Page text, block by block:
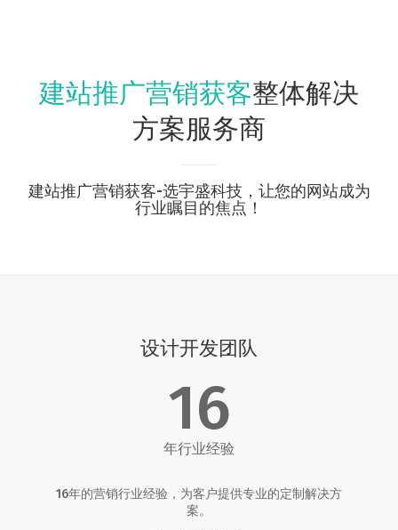
建站推广营销获客整体解决
方案服务商
建站推广营销获客-选宇盛科技，让您的网站成为
行业瞩目的焦点！
设计开发团队
16
年行业经验
16年的营销行业经验，为客户提供专业的定制解决方
案。